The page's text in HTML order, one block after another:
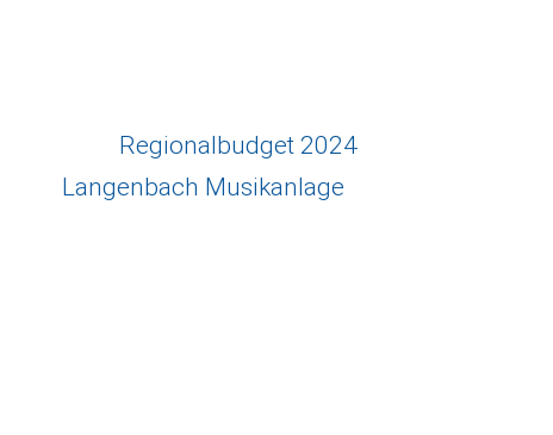
Regionalbudget 2024
Langenbach Musikanlage